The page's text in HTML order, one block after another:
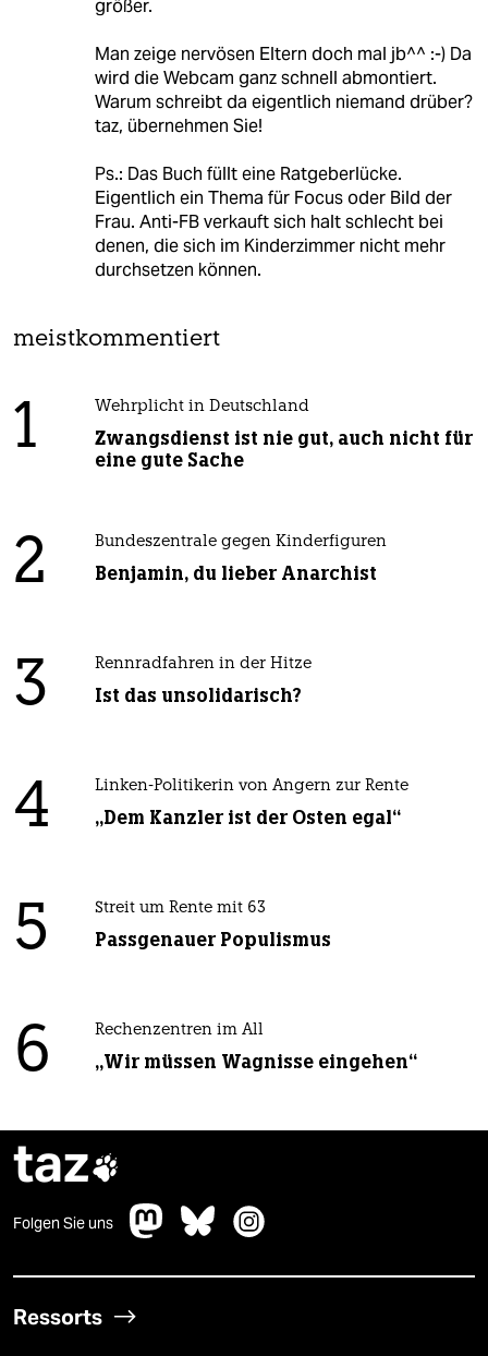
größer.
Man zeige nervösen Eltern doch mal jb^^ :-) Da
wird die Webcam ganz schnell abmontiert.
Warum schreibt da eigentlich niemand drüber?
taz, übernehmen Sie!
Ps.: Das Buch füllt eine Ratgeberlücke.
Eigentlich ein Thema für Focus oder Bild der
Frau. Anti-FB verkauft sich halt schlecht bei
denen, die sich im Kinderzimmer nicht mehr
durchsetzen können.
meistkommentiert
1 Wehrplicht in Deutschland
Zwangsdienst ist nie gut, auch nicht für
eine gute Sache
2 Bundeszentrale gegen Kinderfiguren
Benjamin, du lieber Anarchist
3 Rennradfahren in der Hitze
Ist das unsolidarisch?
4 Linken-Politikerin von Angern zur Rente
„Dem Kanzler ist der Osten egal“
5 Streit um Rente mit 63
Passgenauer Populismus
6 Rechenzentren im All
„Wir müssen Wagnisse eingehen“
taz
Folgen Sie uns
Ressorts